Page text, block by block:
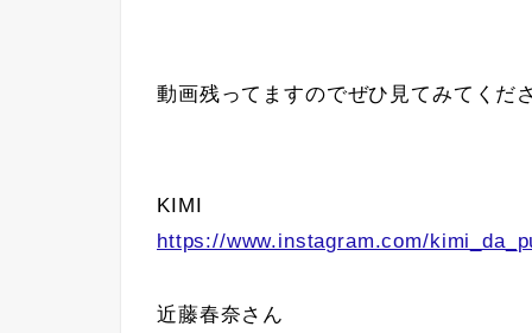
動画残ってますのでぜひ見てみてく
KIMI
https://www.instagram.com/
近藤春奈さん